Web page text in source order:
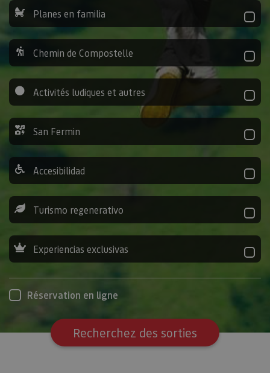
Planes en familia
Chemin de Compostelle
Activités ludiques et autres
San Fermin
Accesibilidad
Turismo regenerativo
Experiencias exclusivas
Réservation en ligne
Recherchez des sorties